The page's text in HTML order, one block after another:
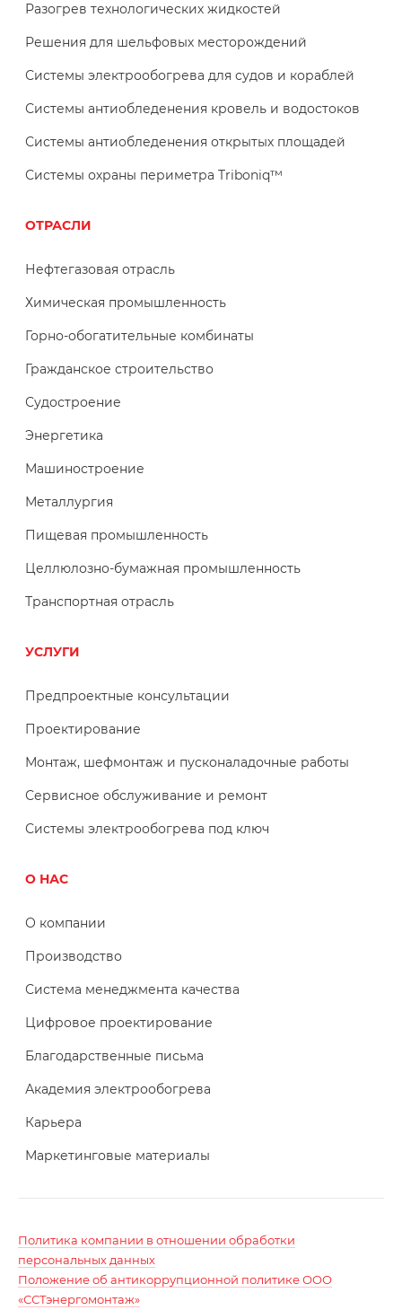
Разогрев технологических жидкостей
Решения для шельфовых месторождений
Системы электрообогрева для судов и кораблей
Системы антиобледенения кровель и водостоков
Системы антиобледенения открытых площадей
Системы охраны периметра Triboniq™
ОТРАСЛИ
Нефтегазовая отрасль
Химическая промышленность
Горно-обогатительные комбинаты
Гражданское строительство
Судостроение
Энергетика
Машиностроение
Металлургия
Пищевая промышленность
Целлюлозно-бумажная промышленность
Транспортная отрасль
УСЛУГИ
Предпроектные консультации
Проектирование
Монтаж, шефмонтаж и пусконаладочные работы
Сервисное обслуживание и ремонт
Системы электрообогрева под ключ
О НАС
О компании
Производство
Система менеджмента качества
Цифровое проектирование
Благодарственные письма
Академия электрообогрева
Карьера
Маркетинговые материалы
Политика компании в отношении обработки
персональных данных
Положение об антикоррупционной политике ООО
«ССТэнергомонтаж»